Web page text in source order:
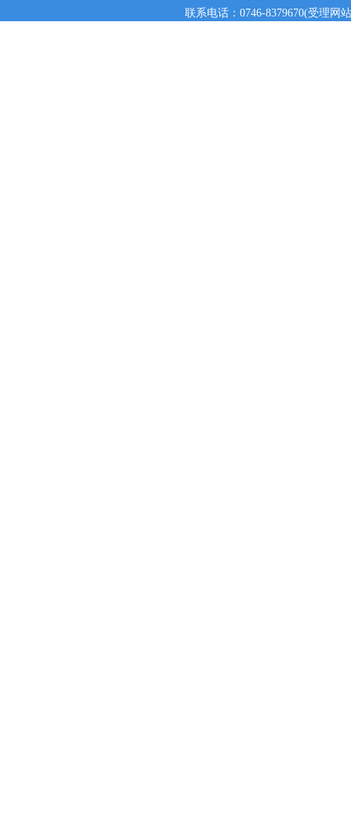
联系电话：0746-8379670(受理网